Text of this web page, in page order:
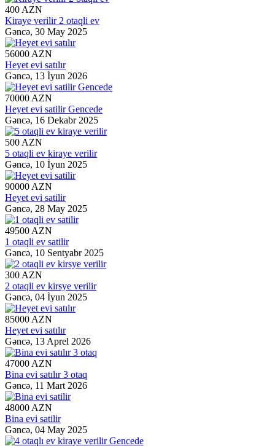
400 AZN
Kiraye verilir 2 otaqli ev
Gəncə, 30 May 2025
56000 AZN
Heyet evi satılır
Gəncə, 13 İyun 2026
70000 AZN
Heyet evi satilir Gencede
Gəncə, 16 Dekabr 2025
500 AZN
5 otaqli ev kiraye verilir
Gəncə, 10 İyun 2025
90000 AZN
Heyet evi satilir
Gəncə, 28 May 2025
49500 AZN
1 otaqli ev satilir
Gəncə, 10 Sentyabr 2025
300 AZN
2 otaqli ev kirsye verilir
Gəncə, 04 İyun 2025
85000 AZN
Heyet evi satılır
Gəncə, 13 Aprel 2026
47000 AZN
Bina evi satılır 3 otaq
Gəncə, 11 Mart 2026
48000 AZN
Bina evi satilir
Gəncə, 04 May 2025